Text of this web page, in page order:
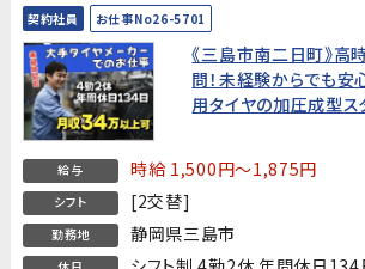
契約社員 お仕事No26-5701
《三島市南二日町》高
問！未経験からでも安
用タイヤの加圧成型ス
給与 時給 1,500円～1,875円
シフト [2交替]
勤務地 静岡県三島市